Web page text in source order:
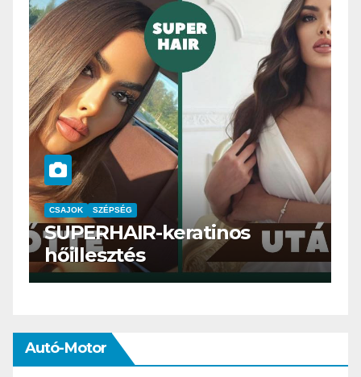
CSAJOK SMINK SZÉPSÉG
Szemöldök laminálás-az
meg mi?
Autó-Motor